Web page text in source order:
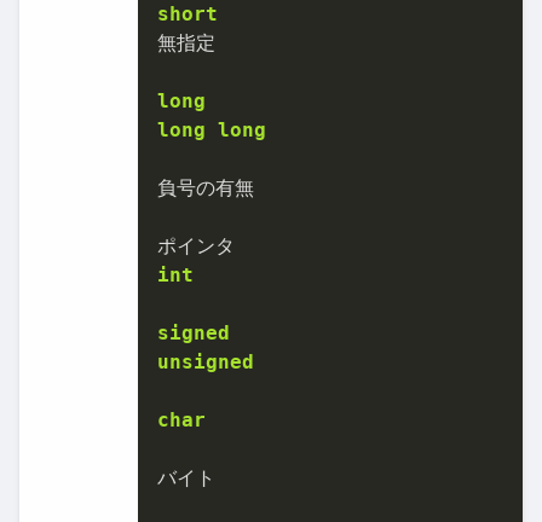
short
無指定
long
long long
負号の有無
int
signed
unsigned
char
バイト